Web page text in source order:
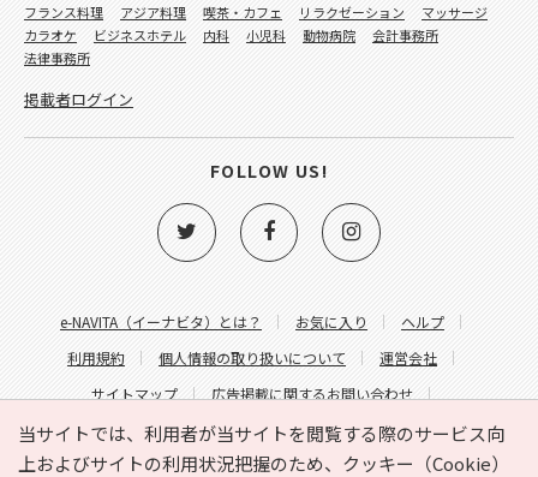
当サイトでは、利用者が当サイトを閲覧する際のサービス向
上およびサイトの利用状況把握のため、クッキー（Cookie）
e-NAVITA（イーナビタ）とは？ お気に入り
ヘルプ
利用規約
個人情報の取り扱いについて
運営会社
サイトマップ
広告掲載に関するお問い合わせ
サイトの内容に関するお問い合わせ
フランス料理
アジア料理 喫茶・カフェ リラクゼーション
マッサージ
カラオケ
ビジネスホテル 内科 小児科 動物病院
会計事務所
法律事務所
掲載者ログイン
FOLLOW US!